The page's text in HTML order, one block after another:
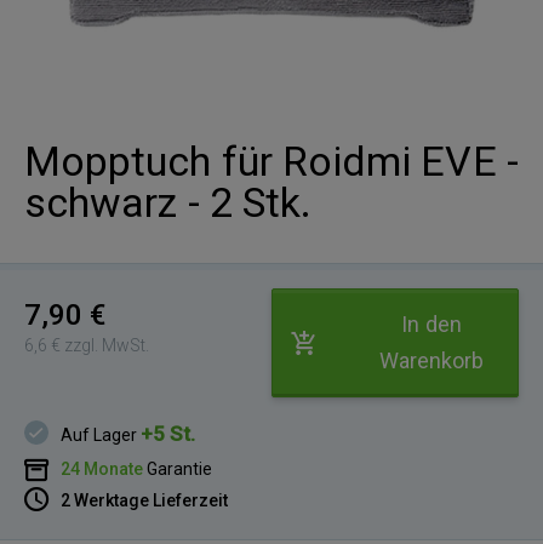
Mopptuch für Roidmi EVE -
schwarz - 2 Stk.
7,90 €
6,6 € zzgl. MwSt.
In den
Warenkorb
Auf Lager +5 St.
24 MonateGarantie
2 Werktage Lieferzeit